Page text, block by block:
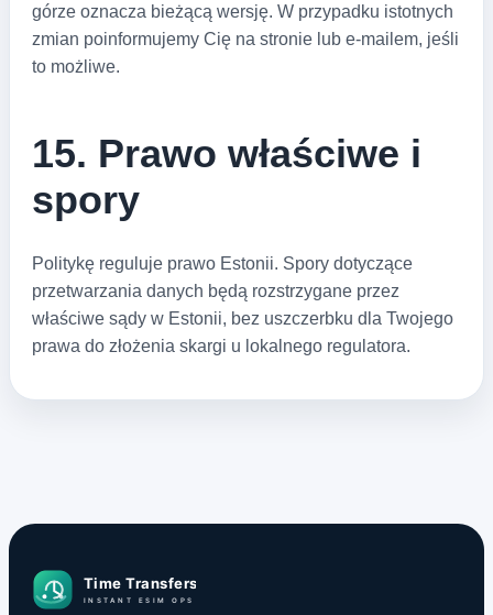
górze oznacza bieżącą wersję. W przypadku istotnych
zmian poinformujemy Cię na stronie lub e-mailem, jeśli
to możliwe.
15. Prawo właściwe i
spory
Politykę reguluje prawo Estonii. Spory dotyczące
przetwarzania danych będą rozstrzygane przez
właściwe sądy w Estonii, bez uszczerbku dla Twojego
prawa do złożenia skargi u lokalnego regulatora.